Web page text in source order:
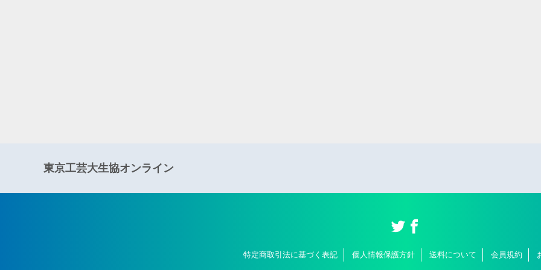
東京工芸大生協オンライン
特定商取引法に基づく表記 個人情報保護方針 送料について 会員規約